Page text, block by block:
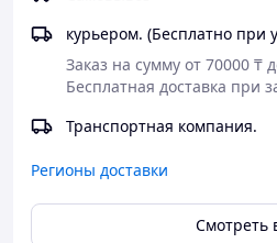
хватит на полтора года.
медицинский паспорт и
Рекомендован:
объектах,
-
курьером. (Бесплатно при
Заказ на сумму от 70000 ₸
Бесплатная доставка при
Транспортная компания.
Регионы доставки
Смотреть